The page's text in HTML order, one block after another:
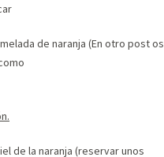
de naranja (En otro post os
de la naranja (reservar unos